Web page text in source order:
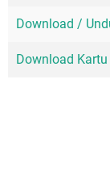
Download /
Download